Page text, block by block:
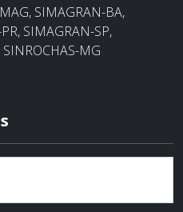
SIMAGRAN-BA,
SIMAGRAN-SP,
MG